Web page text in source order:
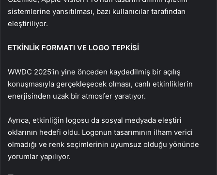
sistemlerine yansıtılması, bazı kullanıcılar tarafından
eleştiriliyor.
ETKİNLİK FORMATI VE LOGO TEPKİSİ
WWDC 2025’in yine önceden kaydedilmiş bir açılış
konuşmasıyla gerçekleşecek olması, canlı etkinliklerin
enerjisinden uzak bir atmosfer yaratıyor.
Ayrıca, etkinliğin logosu da sosyal medyada eleştiri
oklarının hedefi oldu. Logonun tasarımının ilham verici
olmadığı ve renk seçimlerinin uyumsuz olduğu yönünde
yorumlar yapılıyor.